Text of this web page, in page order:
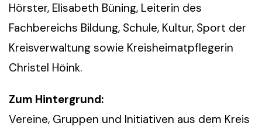
Hörster, Elisabeth Büning, Leiterin des
Fachbereichs Bildung, Schule, Kultur, Sport der
Kreisverwaltung sowie Kreisheimatpflegerin
Christel Höink.
Zum Hintergrund:
Vereine, Gruppen und Initiativen aus dem Kreis